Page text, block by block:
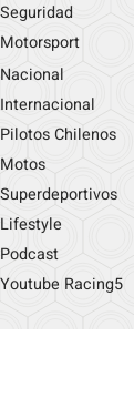
Seguridad
Motorsport
Nacional
Internacional
Pilotos Chilenos
Motos
Superdeportivos
Lifestyle
Podcast
Youtube Racing5